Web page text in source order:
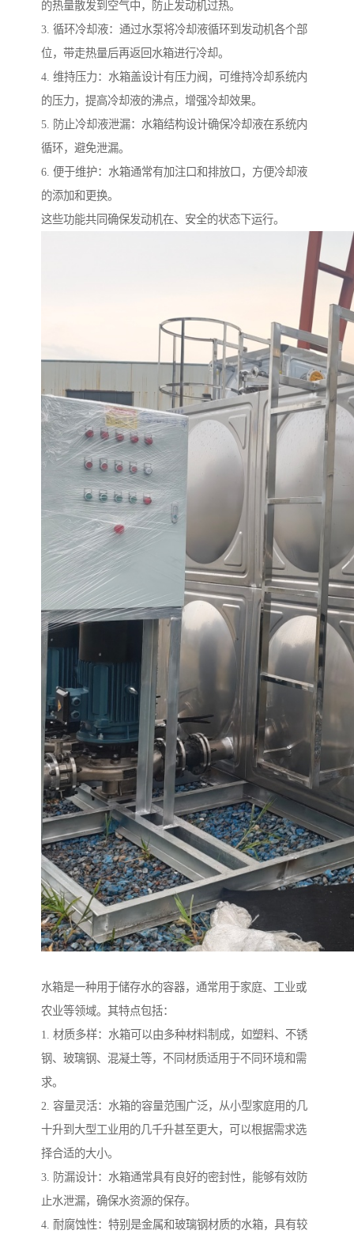
的热量散发到空气中，防止发动机过热。
3. 循环冷却液：通过水泵将冷却液循环到发动机各个部
位，带走热量后再返回水箱进行冷却。
4. 维持压力：水箱盖设计有压力阀，可维持冷却系统内
的压力，提高冷却液的沸点，增强冷却效果。
5. 防止冷却液泄漏：水箱结构设计确保冷却液在系统内
循环，避免泄漏。
6. 便于维护：水箱通常有加注口和排放口，方便冷却液
的添加和更换。
这些功能共同确保发动机在、安全的状态下运行。
水箱是一种用于储存水的容器，通常用于家庭、工业或
农业等领域。其特点包括：
1. 材质多样：水箱可以由多种材料制成，如塑料、不锈
钢、玻璃钢、混凝土等，不同材质适用于不同环境和需
求。
2. 容量灵活：水箱的容量范围广泛，从小型家庭用的几
十升到大型工业用的几千升甚至更大，可以根据需求选
择合适的大小。
3. 防漏设计：水箱通常具有良好的密封性，能够有效防
止水泄漏，确保水资源的保存。
4. 耐腐蚀性：特别是金属和玻璃钢材质的水箱，具有较